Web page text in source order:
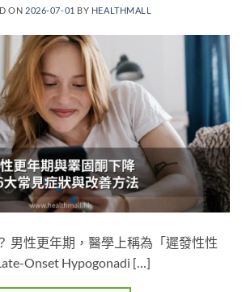
ON 2026-07-01 BY HEALTHMALL
男性更年期，醫學上稱為「遲發性性
Onset Hypogonadi […]